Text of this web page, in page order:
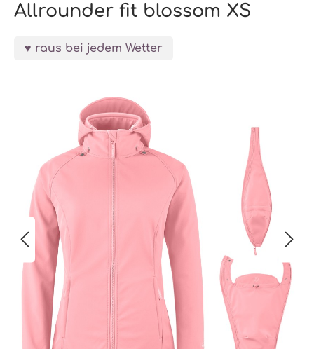
Allrounder fit blossom XS
raus bei jedem Wetter
Bildergalerie überspringen